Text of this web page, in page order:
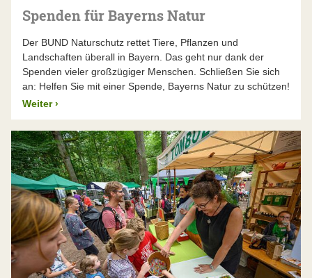
Spenden für Bayerns Natur
Der BUND Naturschutz rettet Tiere, Pflanzen und
Landschaften überall in Bayern. Das geht nur dank der
Spenden vieler großzügiger Menschen. Schließen Sie sich
an: Helfen Sie mit einer Spende, Bayerns Natur zu schützen!
Weiter ›